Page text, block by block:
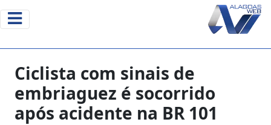
Ciclista com sinais de
embriaguez é socorrido
após acidente na BR 101